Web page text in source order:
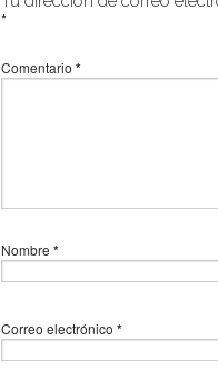
*
Comentario *
Nombre *
Correo electrónico *